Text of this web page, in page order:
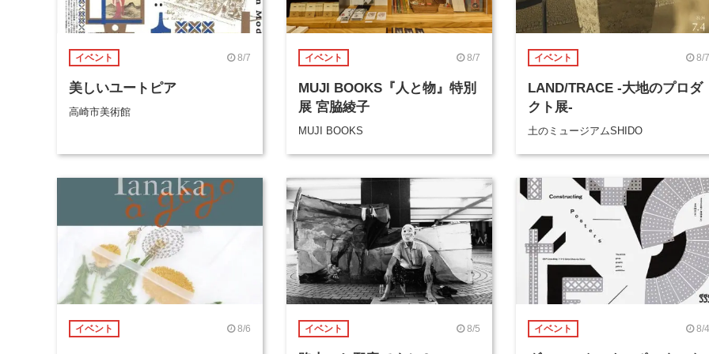
イベント 8/7
美しいユートピア
高崎市美術館
イベント 8/7
MUJI BOOKS『人と物』特別
展 宮脇綾子
MUJI BOOKS
イベント 8/7
LAND/TRACE -大地のプロダ
クト展-
土のミュージアムSHIDO
イベント 8/6 イベント 8/5 イベント 8/4